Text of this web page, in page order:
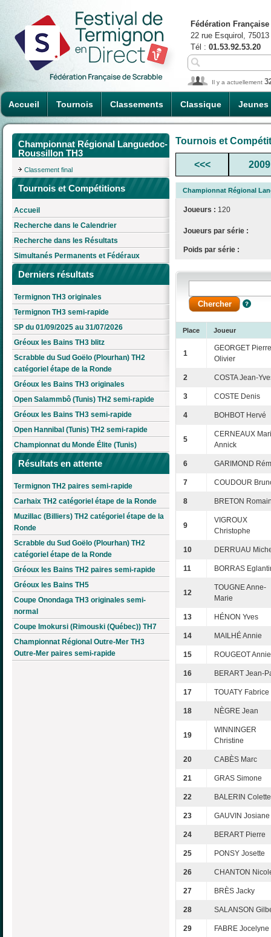
Accueil Tournois Classements Classique Jeunes
Fédération
22 rue Esquirol,
Tél : 01.53.92.53.20
Il y a actuellement
Championnat Régional Languedoc-
Roussillon TH3
Classement final
Tournois et Compétitions
Accueil
Recherche dans le Calendrier
Recherche dans les Résultats
Simultanés Permanents et Fédéraux
Derniers résultats
Termignon TH3 originales
Termignon TH3 semi-rapide
SP du 01/09/2025 au 31/07/2026
Gréoux les Bains TH3 blitz
Scrabble du Sud Goëlo (Plourhan) TH2
catégoriel étape de la Ronde
Gréoux les Bains TH3 originales
Open Salammbô (Tunis) TH2 semi-rapide
Gréoux les Bains TH3 semi-rapide
Open Hannibal (Tunis) TH2 semi-rapide
Championnat du Monde Élite (Tunis)
Résultats en attente
Termignon TH2 paires semi-rapide
Carhaix TH2 catégoriel étape de la Ronde
Muzillac (Billiers) TH2 catégoriel étape de la
Ronde
Scrabble du Sud Goëlo (Plourhan) TH2
catégoriel étape de la Ronde
Gréoux les Bains TH2 paires semi-rapide
Gréoux les Bains TH5
Coupe Onondaga TH3 originales semi-
normal
Coupe Imokursi (Rimouski (Québec)) TH7
Championnat Régional Outre-Mer TH3
Outre-Mer paires semi-rapide
Tournois et
<<< 2009
Championnat Régional
Joueurs : 120
Joueurs par série :
Poids par série :
Place Joueur
1
GEORGET
Olivier
2 COSTA Jean-
3 COSTE Denis
4 BOHBOT Hervé
5
CERNEAUX
Annick
6 GARIMOND
7 COUDOUR
8 BRETON
9
VIGROUX
Christophe
10 DERRUAU
11 BORRAS
12
TOUGNE Anne-
Marie
13 HÉNON Yves
14 MAILHÉ Annie
15 ROUGEOT Annie
16 BERART Jean-
17 TOUATY Fabrice
18 NÈGRE Jean
19
WINNINGER
Christine
20 CABÈS Marc
21 GRAS Simone
22 BALERIN Colette
23 GAUVIN Josiane
24 BERART Pierre
25 PONSY Josette
26 CHANTON
27 BRÈS Jacky
28 SALANSON
29 FABRE Jocelyne